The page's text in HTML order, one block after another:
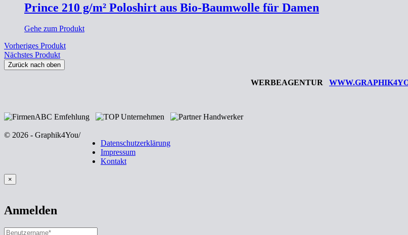
Prince 210 g/m² Poloshirt aus Bio-Baumwolle für Damen
Gehe zum Produkt
Vorheriges Produkt
Nächstes Produkt
Zurück nach oben
WERBEAGENTUR
© 2026 - Graphik4You/
Datenschutzerklärung
Impressum
Kontakt
×
Anmelden
BENUTZERNAME